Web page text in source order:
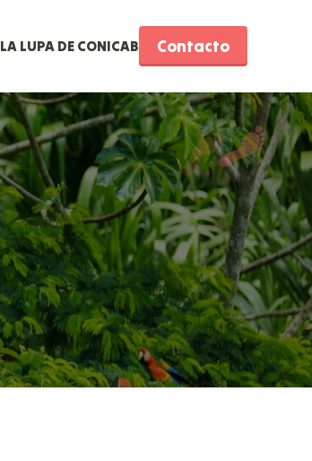
LA LUPA DE CONICAB Contacto